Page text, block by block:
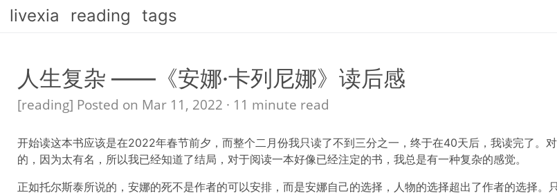
livexia reading tags
人生复杂 ——《安娜·卡列尼娜》读后感
[reading] Posted on Mar 11, 2022 · 11 minute read
开始读这本书应该是在2022年春节前夕，而整个二月份我只读了不到三分之一，终于在40天后，我读完了。
的，因为太有名，所以我已经知道了结局，对于阅读一本好像已经注定的书，我总是有一种复杂的感觉。
正如托尔斯泰所说的，安娜的死不是作者的可以安排，而是安娜自己的选择，人物的选择超出了作者的选择。